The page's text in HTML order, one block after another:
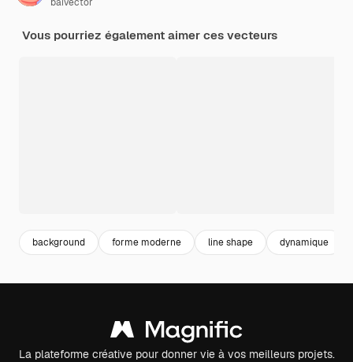
Vous pourriez également aimer ces vecteurs
background forme moderne line shape dynamique
La plateforme créative pour donner vie à vos meilleurs projets.